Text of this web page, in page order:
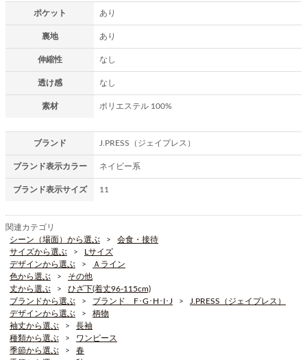
ポケット あり
裏地 あり
伸縮性 なし
透け感 なし
素材 ポリエステル 100%
ブランド J.PRESS（ジェイプレス）
ブランド表示カラー ネイビー系
ブランド表示サイズ 11
関連カテゴリ
シーン（場面）から選ぶ
会食・接待
サイズから選ぶ
Lサイズ
デザインから選ぶ
Ａライン
色から選ぶ
その他
丈から選ぶ
ひざ下(着丈96-115cm)
ブランドから選ぶ
ブランド F･G･H･I･J
J.PRESS（ジェイプレス）
デザインから選ぶ
柄物
袖丈から選ぶ
長袖
種類から選ぶ
ワンピース
季節から選ぶ
春